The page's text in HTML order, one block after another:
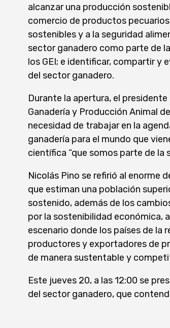
alcanzar una producción
comercio de productos
sostenibles y a la seguridad
sector ganadero como parte de
los GEI; e identificar, compartir y
del sector ganadero.
Durante la apertura, el
Ganadería y Producción Animal
necesidad de trabajar en la
ganadería para el mundo que
científica “que somos parte de la
Nicolás Pino se refirió al enorme
que estiman una población
sostenido, además de los
por la sostenibilidad económica,
escenario donde los países de la
productores y exportadores de
de manera sustentable y
Este jueves 20, a las 12:00 se
del sector ganadero, que